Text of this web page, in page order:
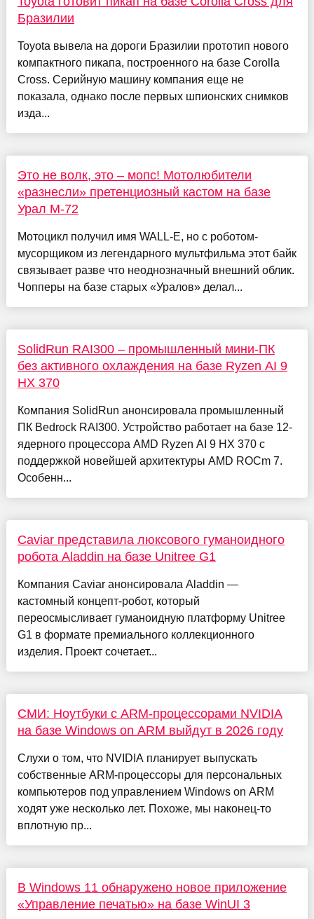
Бразилии
Toyota вывела на дороги Бразилии прототип нового
компактного пикапа, построенного на базе Corolla
Cross. Серийную машину компания еще не
показала, однако после первых шпионских снимков
изда...
Это не волк, это – мопс! Мотолюбители
«разнесли» претенциозный кастом на базе
Урал М-72
Мотоцикл получил имя WALL-E, но с роботом-
мусорщиком из легендарного мультфильма этот байк
связывает разве что неоднозначный внешний облик.
Чопперы на базе старых «Уралов» делал...
SolidRun RAI300 – промышленный мини-ПК
без активного охлаждения на базе Ryzen AI 9
HX 370
Компания SolidRun анонсировала промышленный
ПК Bedrock RAI300. Устройство работает на базе 12-
ядерного процессора AMD Ryzen AI 9 HX 370 с
поддержкой новейшей архитектуры AMD ROCm 7.
Особенн...
Caviar представила люксового гуманоидного
робота Aladdin на базе Unitree G1
Компания Caviar анонсировала Aladdin —
кастомный концепт-робот, который
переосмысливает гуманоидную платформу Unitree
G1 в формате премиального коллекционного
изделия. Проект сочетает...
СМИ: Ноутбуки с ARM-процессорами NVIDIA
на базе Windows on ARM выйдут в 2026 году
Слухи о том, что NVIDIA планирует выпускать
собственные ARM-процессоры для персональных
компьютеров под управлением Windows on ARM
ходят уже несколько лет. Похоже, мы наконец-то
вплотную пр...
В Windows 11 обнаружено новое приложение
«Управление печатью» на базе WinUI 3